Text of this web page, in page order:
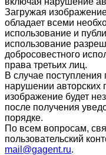
Загружая
обладает всеми
использование и
использование
добросовестного
права третьих лиц.
В случае поступления
нарушении авторских
изображение будет
после получения
порядке.
По всем вопросам,
пользовательский
mail@gagent.ru.